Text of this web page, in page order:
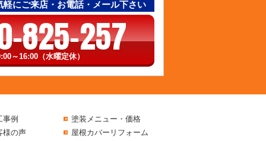
にご来店・お電話・メール下さい
825-257
～16:00（水曜定休）
事例
様の声
塗装メニュー・価格
屋根カバーリフォーム